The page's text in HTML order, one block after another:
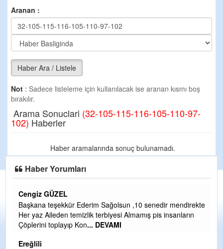
Aranan :
Haber Ara / Listele
Not : Sadece listeleme için kullanılacak ise aranan kısmı boş
bırakılır.
Arama Sonuclari (32-105-115-116-105-110-97-
102) Haberler
Haber aramalarında sonuç bulunamadı.
Haber Yorumları
Cengiz GÜZEL
Başkana teşekkür Ederim Sağolsun ,10 senedir mendirekte
Her yaz Aileden temizlik terbiyesi Almamış pis insanların
Çöplerini toplayıp Kon... DEVAMI
Ereğlili